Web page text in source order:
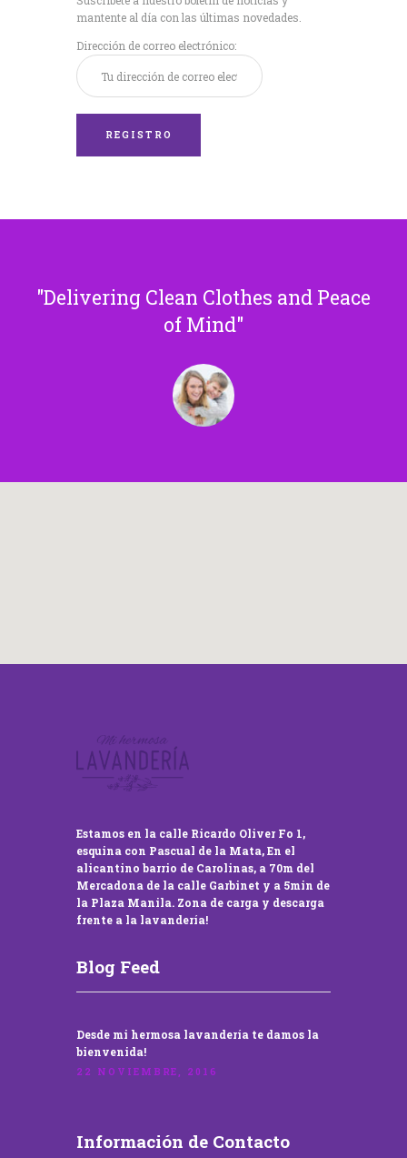
mantente al día con las últimas novedades.
Dirección de correo electrónico:
Delivering Clean Clothes and Peace
of Mind
Estamos en la calle Ricardo Oliver Fo 1,
esquina con Pascual de la Mata, En el
alicantino barrio de Carolinas, a 70m del
Mercadona de la calle Garbinet y a 5min de
la Plaza Manila. Zona de carga y descarga
frente a la lavandería!
Blog Feed
Desde mi hermosa lavandería te damos la
bienvenida!
22 NOVIEMBRE, 2016
Información de Contacto